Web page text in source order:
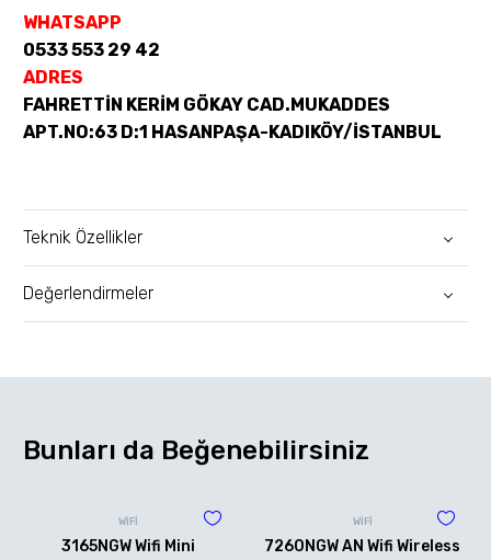
WHATSAPP
0533 553 29 42
ADRES
FAHRETTİN KERİM GÖKAY CAD.MUKADDES
APT.NO:63 D:1 HASANPAŞA-KADIKÖY/İSTANBUL
Teknik Özellikler
Değerlendirmeler
Bunları da Beğenebilirsiniz
WİFİ
3165NGW Wifi Mini
WİFİ
7260NGW AN Wifi Wireless